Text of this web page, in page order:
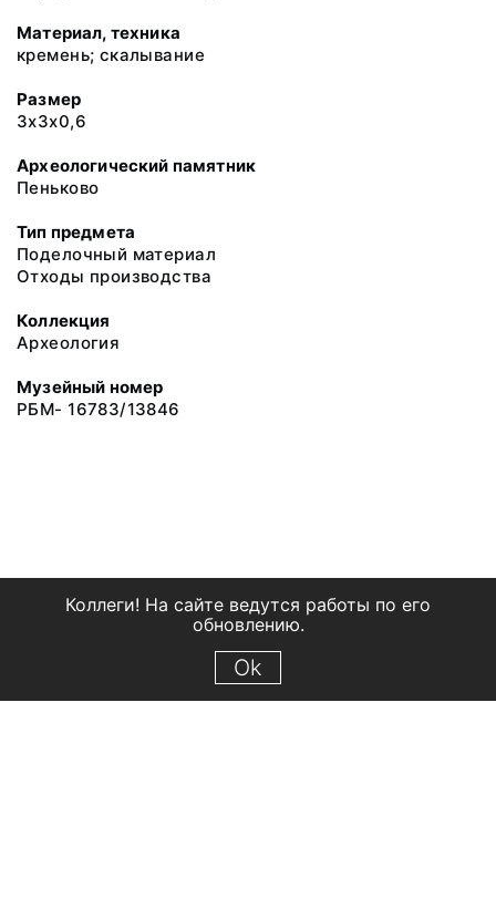
Материал, техника
кремень; скалывание
Размер
3х3х0,6
Археологический памятник
Пеньково
Тип предмета
Поделочный материал
Отходы производства
Коллекция
Археология
Музейный номер
РБМ- 16783/13846
Коллеги! На сайте ведутся работы по его
обновлению.
Ok